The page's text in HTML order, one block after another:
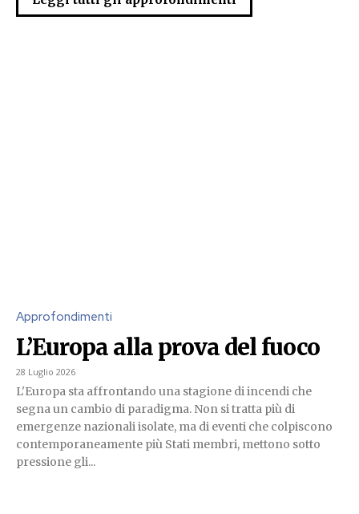
Approfondimenti
L’Europa alla prova del fuoco
28 Luglio 2026
L'Europa sta affrontando una stagione di incendi che
segna un cambio di paradigma. Non si tratta più di
emergenze nazionali isolate, ma di eventi che colpiscono
contemporaneamente più Stati membri, mettono sotto
pressione gli...